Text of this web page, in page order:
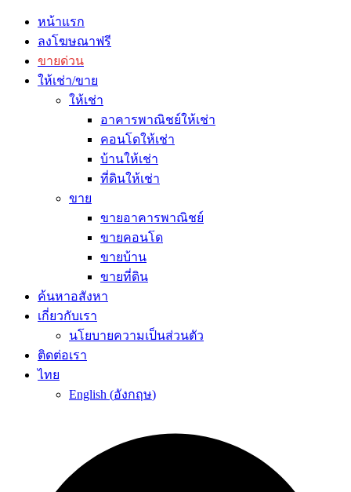
หน้าแรก
ลงโฆษณาฟรี
ขายด่วน
ให้เช่า/ขาย
ให้เช่า
อาคารพาณิชย์ให้เช่า
คอนโดให้เช่า
บ้านให้เช่า
ที่ดินให้เช่า
ขาย
ขายอาคารพาณิชย์
ขายคอนโด
ขายบ้าน
ขายที่ดิน
ค้นหาอสังหา
เกี่ยวกับเรา
นโยบายความเป็นส่วนตัว
ติดต่อเรา
ไทย
English (อังกฤษ)